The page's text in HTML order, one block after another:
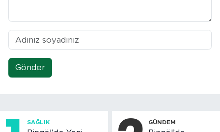
Gönder
SAĞLIK GÜNDEM